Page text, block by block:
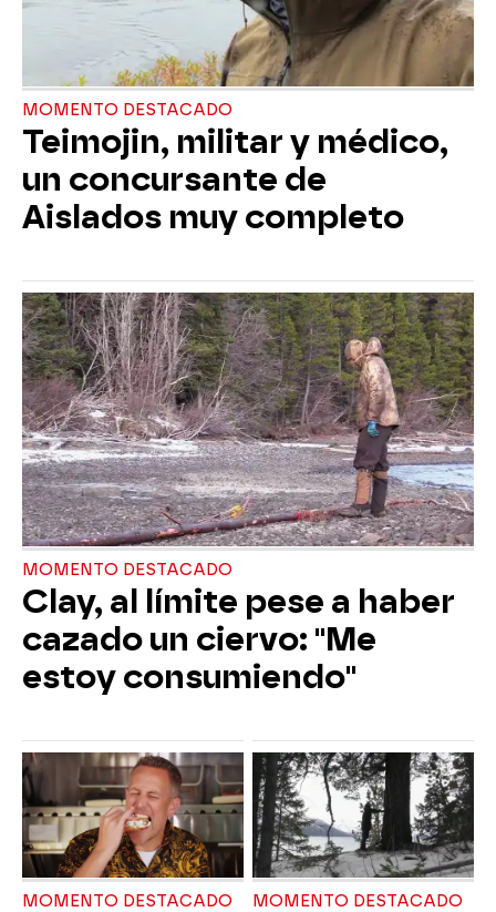
MOMENTO DESTACADO
Teimojin, militar y médico,
un concursante de
Aislados muy completo
MOMENTO DESTACADO
Clay, al límite pese a haber
cazado un ciervo: "Me
estoy consumiendo"
MOMENTO DESTACADO MOMENTO DESTACADO